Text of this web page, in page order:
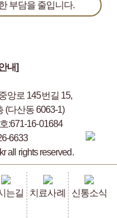
부담을 줄입니다.
내]
앙로 145번길 15,
(다산동 6063-1)
:671-16-01684
6633
all rights reserved.
는길 치료사례 신통소식